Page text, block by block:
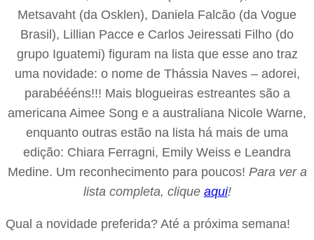
Metsavaht (da Osklen), Daniela Falcão (da Vogue
Brasil), Lillian Pacce e Carlos Jeiressati Filho (do
grupo Iguatemi) figuram na lista que esse ano traz
uma novidade: o nome de Thássia Naves – adorei,
parabéééns!!! Mais blogueiras estreantes são a
americana Aimee Song e a australiana Nicole Warne,
enquanto outras estão na lista há mais de uma
edição: Chiara Ferragni, Emily Weiss e Leandra
Medine. Um reconhecimento para poucos! Para ver a
lista completa, clique aqui!
Qual a novidade preferida? Até a próxima semana!